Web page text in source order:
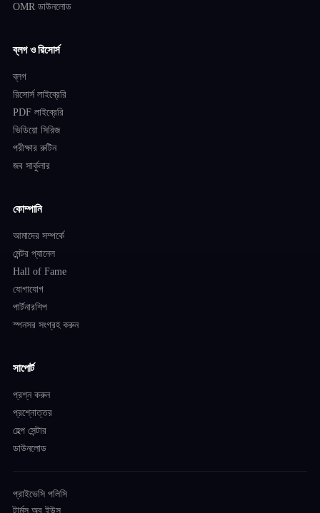
OMR ডাউনলোড
ব্লগ ও রিসোর্স
ব্লগ
রিসোর্স লাইব্রেরি
PDF লাইব্রেরি
ভিডিয়ো সিরিজ
পরীক্ষার রুটিন
জব সার্কুলার
কোম্পানি
আমাদের সম্পর্কে
মেন্টর প্যানেল
Hall of Fame
যোগাযোগ
পার্টনারশিপ
স্পনসর সংগ্রহ করুন
সাপোর্ট
প্রশ্ন করুন
প্রশ্নোত্তর
হেল্প সেন্টার
ডাউনলোড
প্রাইভেসি পলিসি
টার্মস অব ইউস